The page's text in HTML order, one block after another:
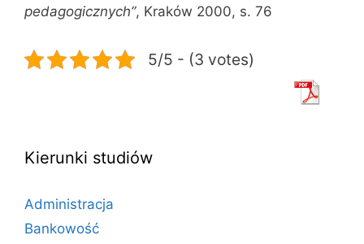
pedagogicznych”, Kraków 2000, s. 76
5/5 - (3 votes)
Kierunki studiów
Administracja
Bankowość